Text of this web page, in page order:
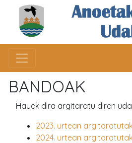
BANDOAK
Hauek dira argitaratu diren
2023. urtean
2024. urtean